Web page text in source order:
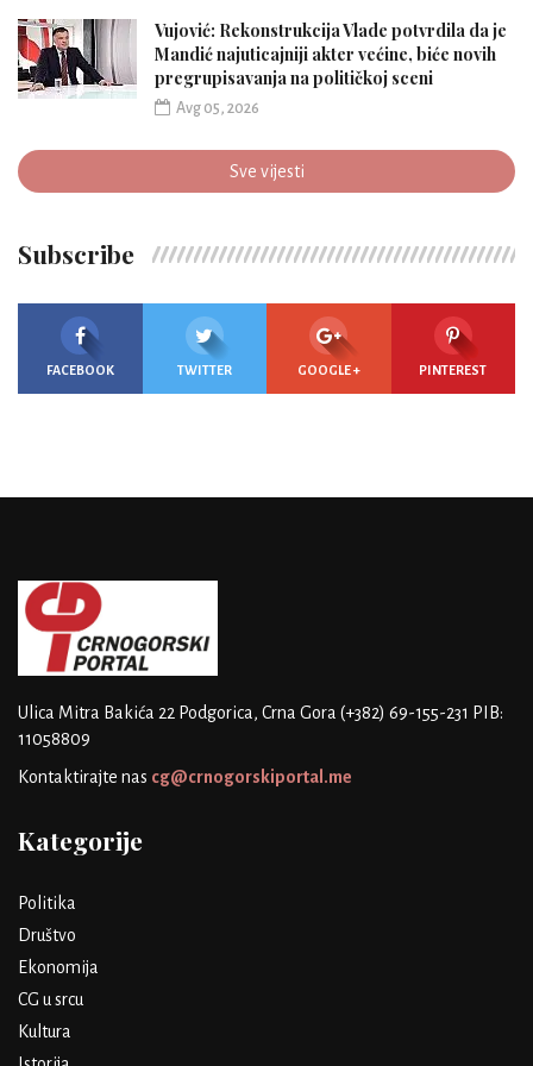
Vujović: Rekonstrukcija Vlade potvrdila da je
Mandić najuticajniji akter većine, biće novih
pregrupisavanja na političkoj sceni
Avg 05, 2026
Sve vijesti
Subscribe
FACEBOOK TWITTER GOOGLE + PINTEREST
Ulica Mitra Bakića 22 Podgorica, Crna Gora (+382) 69-155-231 PIB:
11058809
Kontaktirajte nas cg@crnogorskiportal.me
Kategorije
Politika
Društvo
Ekonomija
CG u srcu
Kultura